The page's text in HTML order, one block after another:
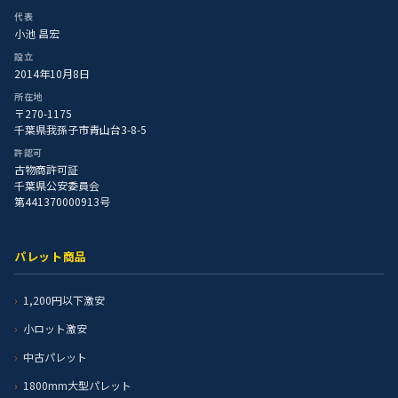
代表
小池 昌宏
設立
2014年10月8日
所在地
〒270-1175
千葉県我孫子市青山台3-8-5
許認可
古物商許可証
千葉県公安委員会
第441370000913号
パレット商品
1,200円以下激安
小ロット激安
中古パレット
1800mm大型パレット